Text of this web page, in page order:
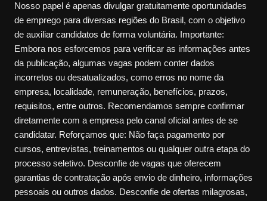
Nosso papel é apenas divulgar gratuitamente oportunidades
de emprego para diversas regiões do Brasil, com o objetivo
de auxiliar candidatos de forma voluntária. Importante:
Embora nos esforcemos para verificar as informações antes
da publicação, algumas vagas podem conter dados
incorretos ou desatualizados, como erros no nome da
empresa, localidade, remuneração, benefícios, prazos,
requisitos, entre outros. Recomendamos sempre confirmar
diretamente com a empresa pelo canal oficial antes de se
candidatar. Reforçamos que: Não faça pagamento por
cursos, entrevistas, treinamentos ou qualquer outra etapa do
processo seletivo. Desconfie de vagas que oferecem
garantias de contratação após envio de dinheiro, informações
pessoais ou outros dados. Desconfie de ofertas milagrosas,